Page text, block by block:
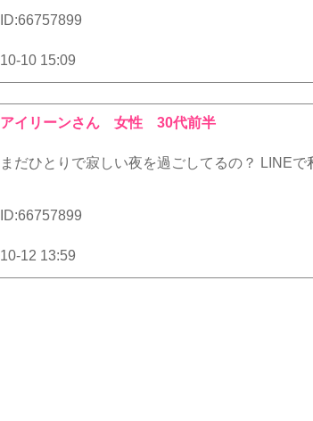
ID:66757899
10-10 15:09
アイリーンさん 女性 30代前半
まだひとりで寂しい夜を過ごしてるの？ LINEで
ID:66757899
10-12 13:59